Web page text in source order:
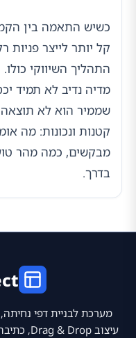
כשיש התאמה בין
קל יותר לייצר פניות
התהליך השיווקי
מדיה נדיב לא תמיד
שממיר הוא לא
קטנות ונכונות: מה
מבקשים, כמה מהר
בדרך.
מערכת לבניית דפי
עיצוב Drag & Drop, כתיבה ב-AI, ואנליטיקה שמניעה החלטות.